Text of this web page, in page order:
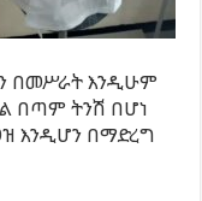
በመሥራት እንዲሁም
በጣም ትንሽ በሆነ
እንዲሆን በማድረግ